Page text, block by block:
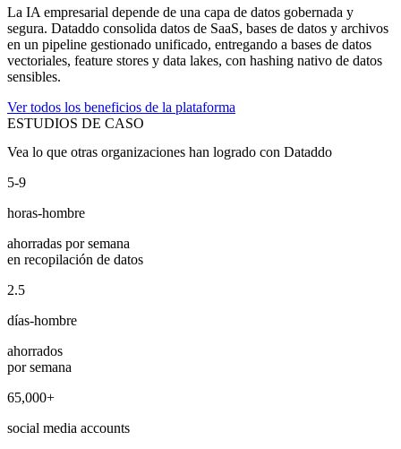
La IA empresarial depende de una capa de datos gobernada y
segura. Dataddo consolida datos de SaaS, bases de datos y archivos
en un pipeline gestionado unificado, entregando a bases de datos
vectoriales, feature stores y data lakes, con hashing nativo de datos
sensibles.
Ver todos los beneficios de la plataforma
ESTUDIOS DE CASO
Vea lo que otras organizaciones han logrado con Dataddo
5-9
horas-hombre
ahorradas por semana
en recopilación de datos
2.5
días-hombre
ahorrados
por semana
65,000+
social media accounts